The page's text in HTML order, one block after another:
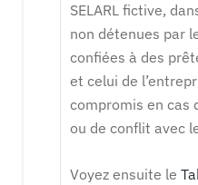
SELARL fictive,
non détenues par
confiées à des
et celui de
compromis en cas
ou de conflit avec
Voyez ensuite le